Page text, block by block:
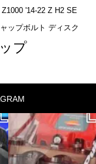
Z1000 '14-22 Z H2 SE
ップボルト ディスク
プ